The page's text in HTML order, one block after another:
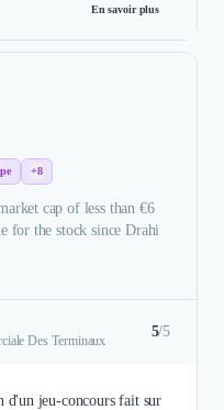
En savoir plus
+8
cap of less than €6
for the stock since Drahi
Des Terminaux
5/5
d'un jeu-concours fait sur